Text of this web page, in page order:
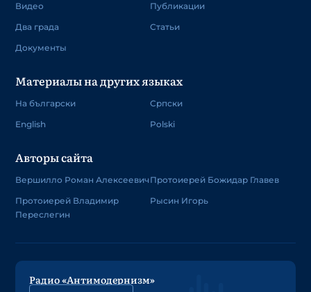
Видео
Два града
Документы
Публикации
Статьи
Материалы на других языках
На български
English
Српски
Polski
Авторы сайта
Вершилло Роман Алексеевич
Протоиерей Владимир
Переслегин
Протоиерей Божидар Главев
Рысин Игорь
Радио «Антимодернизм»